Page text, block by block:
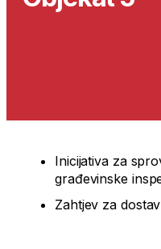
Inicijativa za
građevinske
Zahtjev za